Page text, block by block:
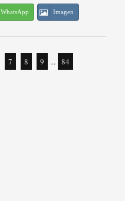
WhatsApp Imagen
7 8 9 ... 84